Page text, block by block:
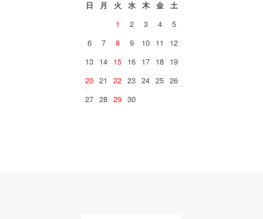
日 月 火 水 木 金
土
1
2 3 4
5
6
7 8 9 10 11
12
13 14 15 16 17 18 19
20 21 22 23 24 25 26
27 28 29 30